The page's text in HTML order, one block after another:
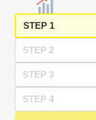
STEP 1
STEP 2
STEP 3
STEP 4